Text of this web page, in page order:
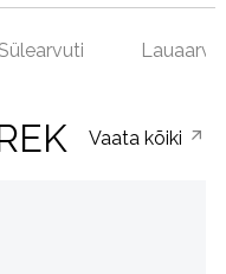
Vaata kõiki